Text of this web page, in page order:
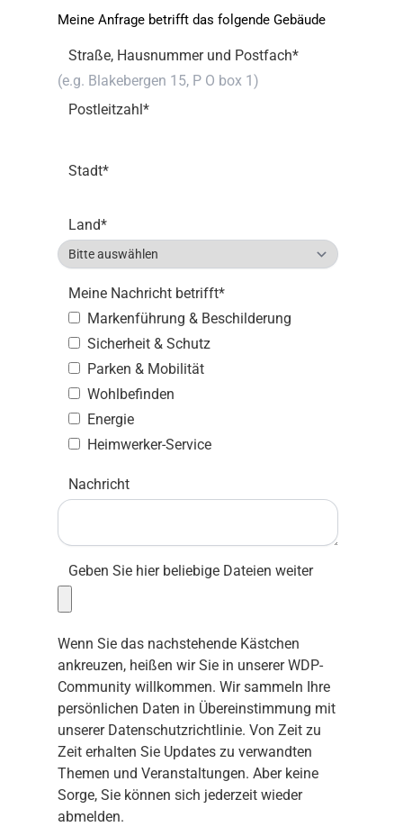
Meine Anfrage betrifft das folgende Gebäude
Straße, Hausnummer und Postfach*
Postleitzahl *
Stadt*
Land*
Meine Nachricht betrifft*
Markenführung & Beschilderung
Sicherheit & Schutz
Parken & Mobilität
Wohlbefinden
Energie
Heimwerker-Service
Nachricht
Geben Sie hier beliebige Dateien weiter
Wenn Sie das nachstehende Kästchen
ankreuzen, heißen wir Sie in unserer WDP-
Community willkommen. Wir sammeln Ihre
persönlichen Daten in Übereinstimmung mit
unserer Datenschutzrichtlinie. Von Zeit zu
Zeit erhalten Sie Updates zu verwandten
Themen und Veranstaltungen. Aber keine
Sorge, Sie können sich jederzeit wieder
abmelden.